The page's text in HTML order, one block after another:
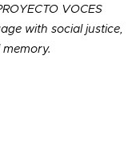
VOCES
with social justice,